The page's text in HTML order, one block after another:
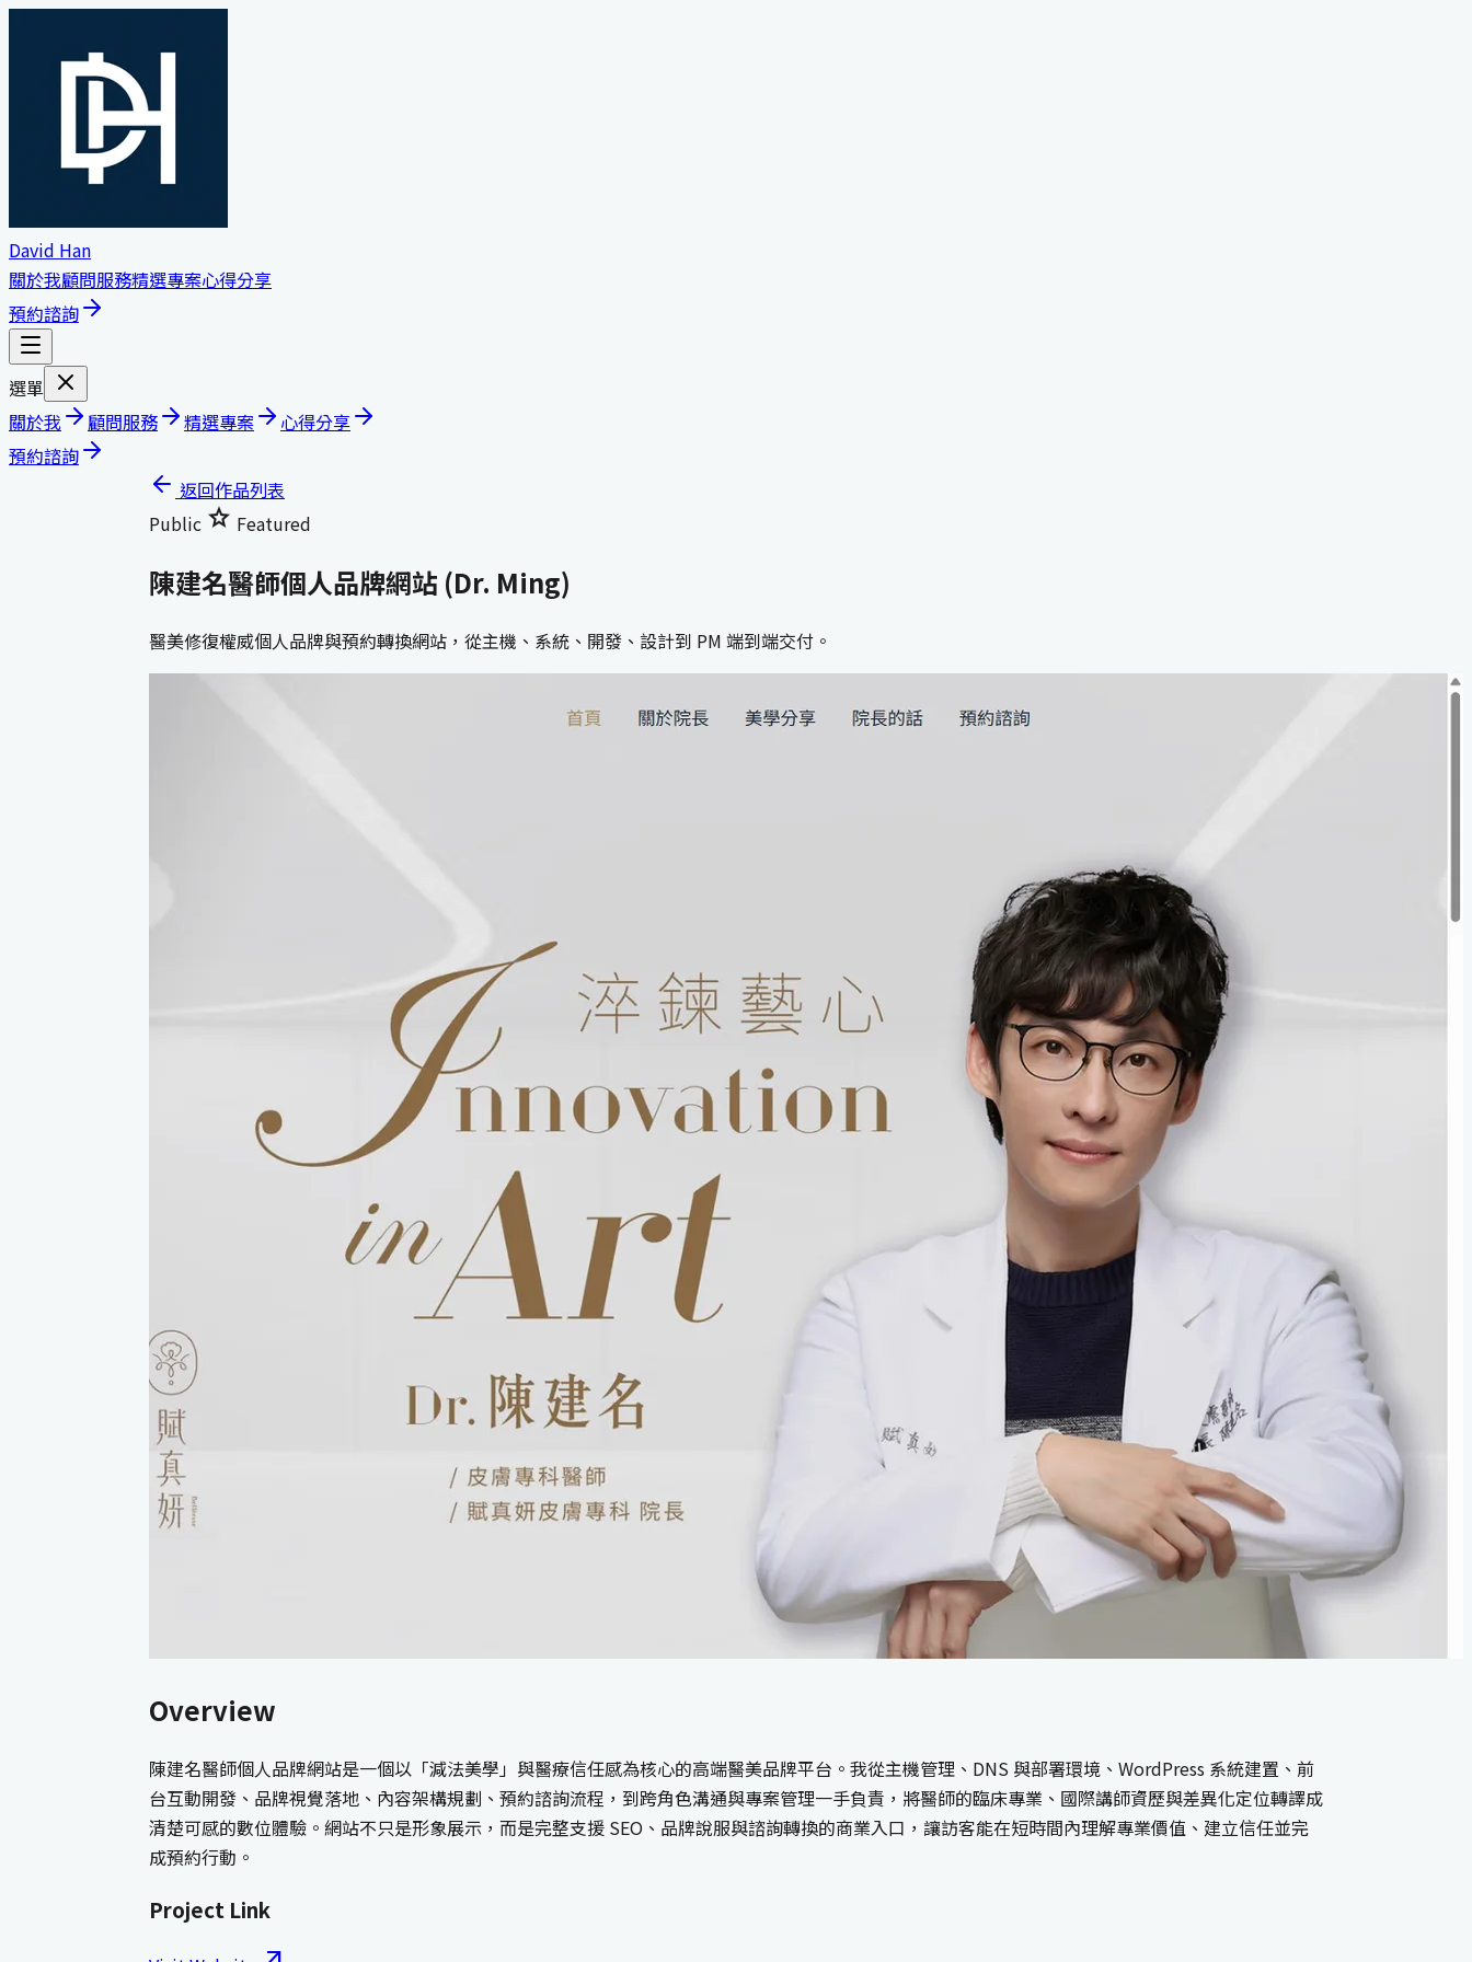
David Han
關於我顧問服務精選專案心得分享
預約諮詢
選單
關於我
顧問服務 精選專案
心得分享
預約諮詢
返回作品列表
Public star Featured
陳建名醫師個人品牌網站 (Dr. Ming)
醫美修復權威個人品牌與預約轉換網站，從主機、系統、開發、設計到 PM 端到端交付。
Overview
陳建名醫師個人品牌網站是一個以「減法美學」與醫療信任感為核心的高端醫美品牌平台。我從主機管理、DNS 與部署環境、WordPress 系統建置、前
台互動開發、品牌視覺落地、內容架構規劃、預約諮詢流程，到跨角色溝通與專案管理一手負責，將醫師的臨床專業、國際講師資歷與差異化定位轉譯成
清楚可感的數位體驗。網站不只是形象展示，而是完整支援 SEO、品牌說服與諮詢轉換的商業入口，讓訪客能在短時間內理解專業價值、建立信任並完
成預約行動。
Project Link